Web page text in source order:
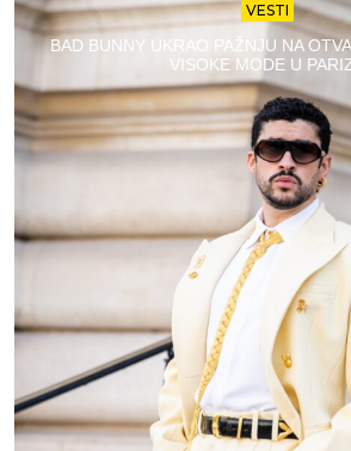
VESTI
BAD BUNNY UKRAO PAŽNJU NA
VISOKE MODE U